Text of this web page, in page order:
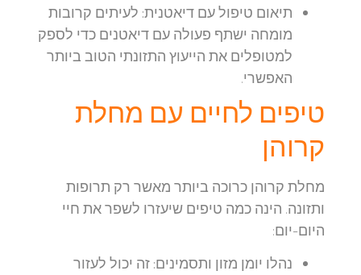
תיאום טיפול עם דיאטנית:לעיתים קרובות
מומחה ישתף פעולה עם דיאטנים כדי לספק
למטופלים את הייעוץ התזונתי הטוב ביותר
האפשרי.
טיפים לחיים עם מחלת
קרוהן
מחלת קרוהן כרוכה ביותר מאשר רק תרופות
ותזונה. הינה כמה טיפים שיעזרו לשפר את חיי
היום-יום:
נהלו יומן מזון ותסמינים:זה יכול לעזור